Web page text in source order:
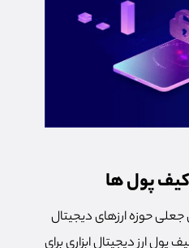
کیف پول ها
جعلی حوزه ارزهای دیجیتال
پول ارز دیجیتالابزاری برای